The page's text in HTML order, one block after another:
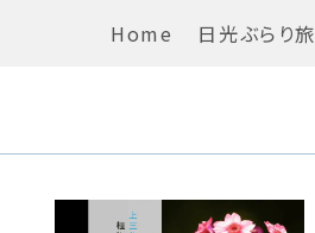
Home 日光ぶらり旅